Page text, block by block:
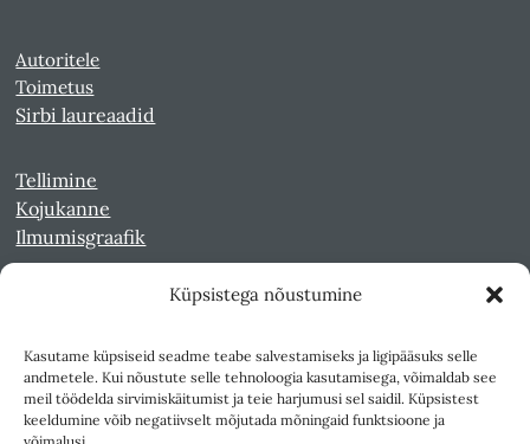
Küpsistega nõustumine
Kasutame küpsiseid seadme teabe salvestamiseks ja ligipääsuks selle
andmetele. Kui nõustute selle tehnoloogia kasutamisega, võimaldab see
meil töödelda sirvimiskäitumist ja teie harjumusi sel saidil. Küpsistest
keeldumine võib negatiivselt mõjutada mõningaid funktsioone ja
Autoritele
Toimetus
Sirbi laureaadid
Tellimine
Kojukanne
Ilmumisgraafik
Kultuurileht 1994-1997
Reede 1989-1990
Sirp ja Vasar 1940-1989